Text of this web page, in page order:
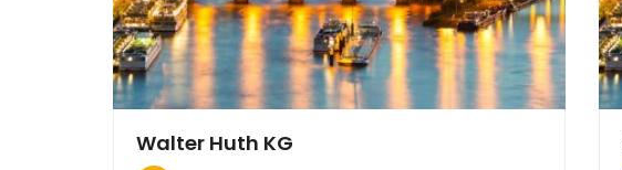
Walter Huth KG